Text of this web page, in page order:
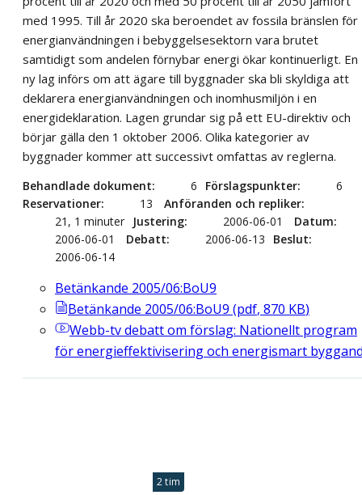
med 1995. Till år 2020 ska beroendet av fossila bränslen för
energianvändningen i bebyggelsesektorn vara brutet
samtidigt som andelen förnybar energi ökar kontinuerligt. En
ny lag införs om att ägare till byggnader ska bli skyldiga att
deklarera energianvändningen och inomhusmiljön i en
energideklaration. Lagen grundar sig på ett EU-direktiv och
börjar gälla den 1 oktober 2006. Olika kategorier av
byggnader kommer att successivt omfattas av reglerna.
Behandlade dokument 6 Förslagspunkter
6
Reservationer
13
Anföranden och repliker
21, 1 minuter
Justering 2006-06-01
Datum
2006-06-01
Debatt 2006-06-13
Beslut
2006-06-14
Betänkande 2005/06:BoU9
Betänkande 2005/06:BoU9 (pdf, 870 KB)
Webb-tvdebatt om förslag: Nationellt program
för energieffektivisering och energismart
2 tim